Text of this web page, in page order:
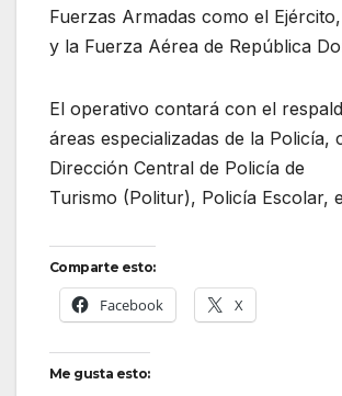
Fuerzas Armadas como el
y la Fuerza Aérea de República
El operativo contará con el
áreas especializadas de la Policía,
Dirección Central de Policía de
Turismo (Politur), Policía Escolar,
Comparte esto:
Facebook X
Me gusta esto: